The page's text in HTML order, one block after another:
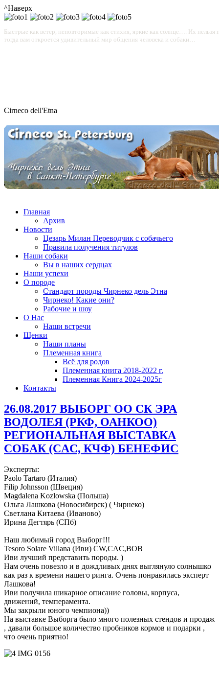
^Наверх
Быстрые как ветер, неповторимые как стихия, яркие как солнце…. Их
тогда вам откроется удивительный мир общения человека и собаки…
Cirneco dell'Etna
Главная
Архив
Новости
Цезарь Милан Переводчик с собачьего
Правила получения титулов
Наши собаки
Вы в наших сердцах
Наши успехи
О породе
Стандарт породы Чирнеко дель Этна
Чирнеко! Какие они?
Рабочие и шоу
О Нас
Наши встречи
Щенки
Наши планы
Племенная книга
Всё для родов
Племенная книга 2018-2022 г.
Племенная Книга 2024-2025г
Контакты
26.08.2017 ВЫБОРГ ОО СК ЭРА
ВОДОЛЕЯ (РКФ, ОАНКОО)
РЕГИОНАЛЬНАЯ ВЫСТАВКА
СОБАК (CAC, КЧФ) БЕНЕФИС
Эксперты:
Paolo Tartaro (Италия)
Filip Johnsson (Швеция)
Magdalena Kozlowska (Польша)
Ольга Лашкова (Новосибирск) ( Чирнеко)
Светлана Китаева (Иваново)
Ирина Дегтярь (СПб)
Наш любимый город Выборг!!!
Tesoro Solare Villana (Иви) CW,CAC,BOB
Иви лучший представить породы. )
Нам очень повезло и в дождливых днях выглянуло солнышко
как раз к времени нашего ринга. Очень понравилась эксперт
Лашкова!
Иви получила шикарное описание головы, корпуса,
движений, темперамента.
Мы закрыли юного чемпиона))
На выставке Выборга было много полезных стендов и продаж
, давали большое количество пробников кормов и подарки ,
что очень приятно!